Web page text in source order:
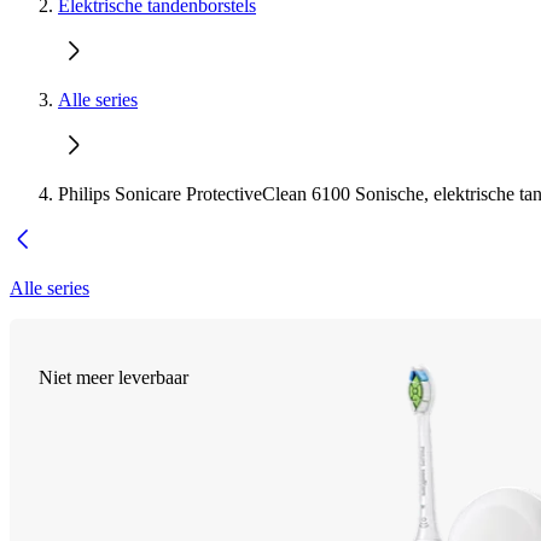
Elektrische tandenborstels
Alle series
Philips Sonicare ProtectiveClean 6100 Sonische, elektrische
Alle series
Niet meer leverbaar